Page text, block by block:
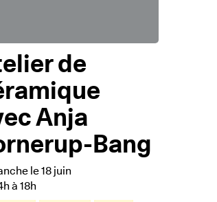
de
Anja
Bang
le 18 juin
à 18h